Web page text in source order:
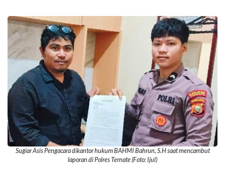
Sugiar Asis Pengacara dikantor hukum BAHMI Bahrun, S.H saat mencambut
laporan di Polres Ternate (Foto: Ijul)